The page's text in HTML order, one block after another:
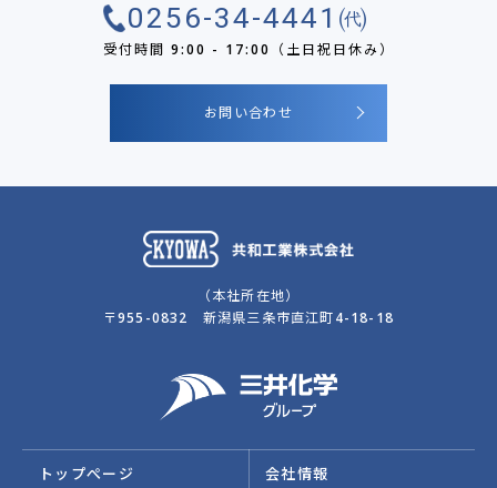
0256-34-4441㈹
受付時間 9:00 - 17:00（土日祝日休み）
お問い合わせ
（本社所在地）
〒955-0832 新潟県三条市直江町4-18-18
トップぺージ 会社情報